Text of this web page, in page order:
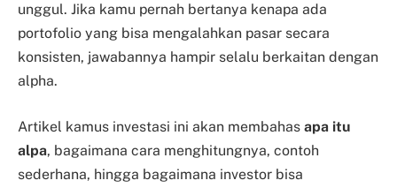
unggul. Jika kamu pernah bertanya kenapa ada
portofolio yang bisa mengalahkan pasar secara
konsisten, jawabannya hampir selalu berkaitan dengan
alpha.
Artikel kamus investasi ini akan membahas apa itu
alpa, bagaimana cara menghitungnya, contoh
sederhana, hingga bagaimana investor bisa